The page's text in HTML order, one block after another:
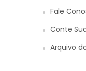
Fale
Conte
Arquivo